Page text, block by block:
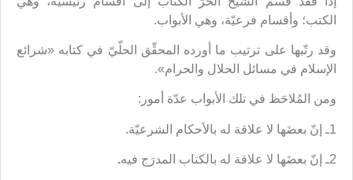
الكتب؛ وأقسام فرعيّة، وهي الأبواب.
وقد رتّبها على ترتيب ما أورده المحقِّق الحلّيّ في كتابه «شرائع
الإسلام في مسائل الحلال والحرام».
ومن المُلاحَظ في تلك الأبواب عدّة أمور:
1ـ‌ إنّ بعضَها لا علاقة له بالأحكام الشرعيّة.
2ـ إنّ بعضَها لا علاقة له بالكتاب المدرَج فيه .